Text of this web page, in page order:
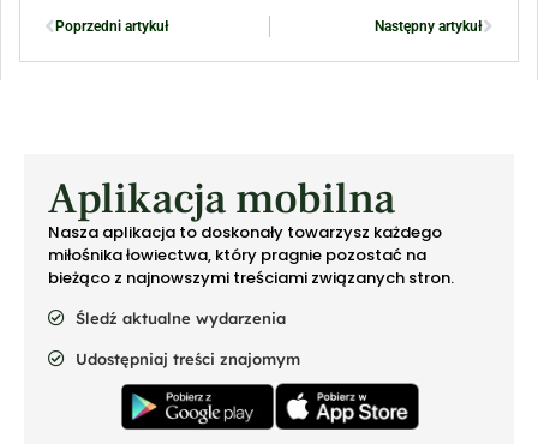
Poprzedni artykuł Następny artykuł
Aplikacja mobilna
Nasza aplikacja to doskonały towarzysz każdego
miłośnika łowiectwa, który pragnie pozostać na
bieżąco z najnowszymi treściami związanych stron.
Śledź aktualne wydarzenia
Udostępniaj treści znajomym